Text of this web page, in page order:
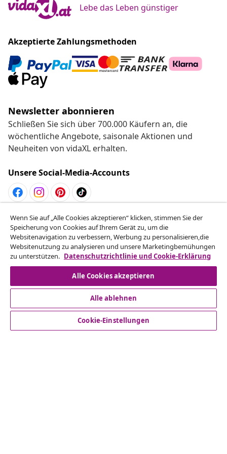
Lebe das Leben günstiger
Akzeptierte Zahlungsmethoden
Newsletter abonnieren
Schließen Sie sich über 700.000 Käufern an, die
wöchentliche Angebote, saisonale Aktionen und
Neuheiten von vidaXL erhalten.
Unsere Social-Media-Accounts
Vom Vertrag zurücktreten
Reiche einen Widerrufsantrag für deine Bestellung
ein.
Vom Vertrag zurücktreten
Wenn Sie auf „Alle Cookies akzeptieren“ klicken, stimmen Sie der
Speicherung von Cookies auf Ihrem Gerät zu, um die
Websitenavigation zu verbessern, Werbung zu personalisieren,die
Websitenutzung zu analysieren und unsere Marketingbemühungen
zu unterstützen. Datenschutzrichtlinie und Cookie-Erklärung
Alle Cookies akzeptieren
Alle ablehnen
Cookie-Einstellungen